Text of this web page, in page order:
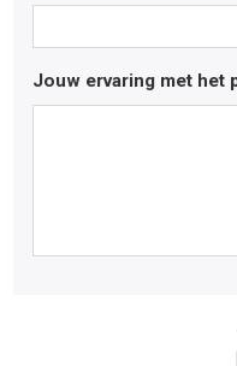
Jouw ervaring met het